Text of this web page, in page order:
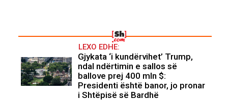
LEXO EDHE:
Gjykata ‘i kundërvihet’ Trump,
ndal ndërtimin e sallos së
ballove prej 400 mln $:
Presidenti është banor, jo pronar
i Shtëpisë së Bardhë